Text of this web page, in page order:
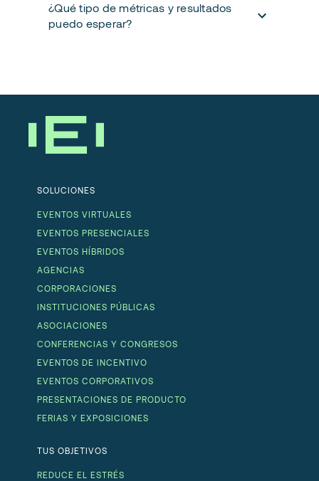
¿Qué tipo de métricas y resultados
puedo esperar?
SOLUCIONES
EVENTOS VIRTUALES
EVENTOS PRESENCIALES
EVENTOS HÍBRIDOS
AGENCIAS
CORPORACIONES
INSTITUCIONES PÚBLICAS
ASOCIACIONES
CONFERENCIAS Y CONGRESOS
EVENTOS DE INCENTIVO
EVENTOS CORPORATIVOS
PRESENTACIONES DE PRODUCTO
FERIAS Y EXPOSICIONES
TUS OBJETIVOS
REDUCE EL ESTRÉS